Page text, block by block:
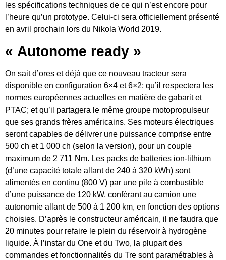
les spécifications techniques de ce qui n’est encore pour
l’heure qu’un prototype. Celui-ci sera officiellement présenté
en avril prochain lors du Nikola World 2019.
« Autonome ready »
On sait d’ores et déjà que ce nouveau tracteur sera
disponible en configuration 6×4 et 6×2; qu’il respectera les
normes européennes actuelles en matière de gabarit et
PTAC; et qu’il partagera le même groupe motopropulseur
que ses grands frères américains. Ses moteurs électriques
seront capables de délivrer une puissance comprise entre
500 ch et 1 000 ch (selon la version), pour un couple
maximum de 2 711 Nm. Les packs de batteries ion-lithium
(d’une capacité totale allant de 240 à 320 kWh) sont
alimentés en continu (800 V) par une pile à combustible
d’une puissance de 120 kW, conférant au camion une
autonomie allant de 500 à 1 200 km, en fonction des options
choisies. D’après le constructeur américain, il ne faudra que
20 minutes pour refaire le plein du réservoir à hydrogène
liquide. À l’instar du One et du Two, la plupart des
commandes et fonctionnalités du Tre sont paramétrables à